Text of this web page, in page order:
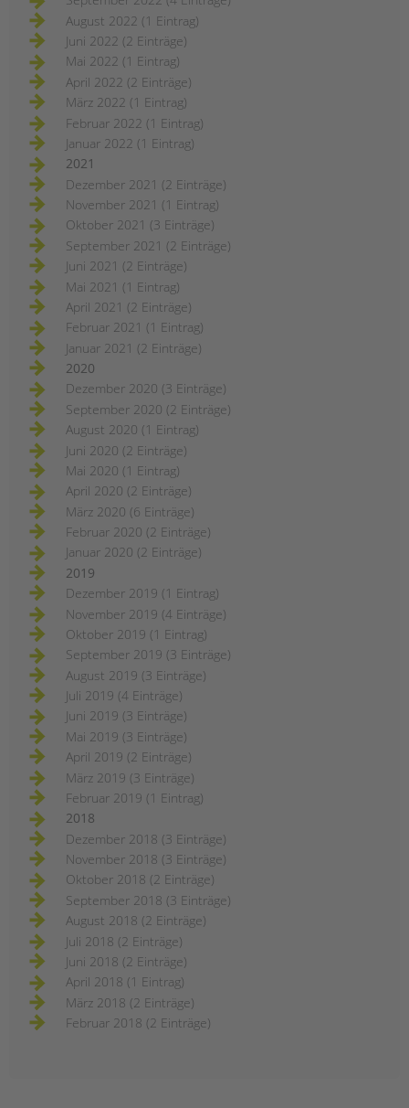
August 2022 (1 Eintrag)
Juni 2022 (2 Einträge)
Mai 2022 (1 Eintrag)
April 2022 (2 Einträge)
März 2022 (1 Eintrag)
Februar 2022 (1 Eintrag)
Januar 2022 (1 Eintrag)
2021
Dezember 2021 (2 Einträge)
November 2021 (1 Eintrag)
Oktober 2021 (3 Einträge)
September 2021 (2 Einträge)
Juni 2021 (2 Einträge)
Mai 2021 (1 Eintrag)
April 2021 (2 Einträge)
Februar 2021 (1 Eintrag)
Januar 2021 (2 Einträge)
2020
Dezember 2020 (3 Einträge)
September 2020 (2 Einträge)
August 2020 (1 Eintrag)
Juni 2020 (2 Einträge)
Mai 2020 (1 Eintrag)
April 2020 (2 Einträge)
März 2020 (6 Einträge)
Februar 2020 (2 Einträge)
Januar 2020 (2 Einträge)
2019
Dezember 2019 (1 Eintrag)
November 2019 (4 Einträge)
Oktober 2019 (1 Eintrag)
September 2019 (3 Einträge)
August 2019 (3 Einträge)
Juli 2019 (4 Einträge)
Juni 2019 (3 Einträge)
Mai 2019 (3 Einträge)
April 2019 (2 Einträge)
März 2019 (3 Einträge)
Februar 2019 (1 Eintrag)
2018
Dezember 2018 (3 Einträge)
November 2018 (3 Einträge)
Oktober 2018 (2 Einträge)
September 2018 (3 Einträge)
August 2018 (2 Einträge)
Juli 2018 (2 Einträge)
Juni 2018 (2 Einträge)
April 2018 (1 Eintrag)
März 2018 (2 Einträge)
Februar 2018 (2 Einträge)